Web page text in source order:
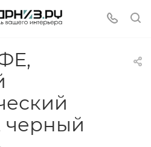
черный